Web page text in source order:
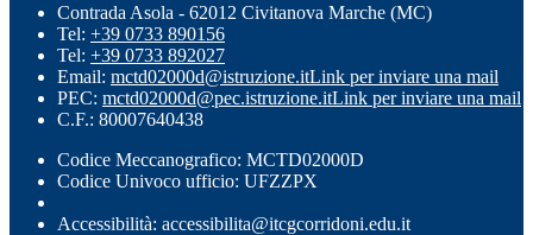
Contrada Asola - 62012 Civitanova Marche (MC)
Tel: +39 0733 890156
Tel: +39 0733 892027
Email: mctd02000d@istruzione.itLink per inviare una mail
PEC: mctd02000d@pec.istruzione.itLink per inviare una mail
C.F.: 80007640438
Codice Meccanografico: MCTD02000D
Codice Univoco ufficio: UFZZPX
Accessibilità: accessibilita@itcgcorridoni.edu.it